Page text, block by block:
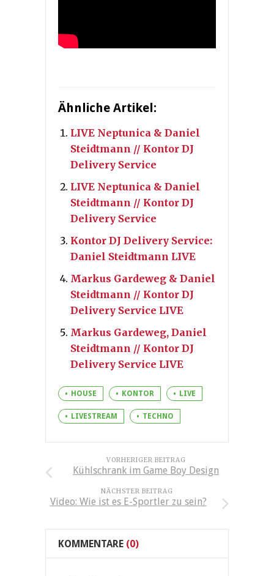
Ähnliche Artikel:
LIVE Neptunica & Daniel
Steidtmann // Kontor DJ
Delivery Service
LIVE Neptunica & Daniel
Steidtmann // Kontor DJ
Delivery Service
Kontor DJ Delivery Service:
Daniel Steidtmann LIVE
Markus Gardeweg & Daniel
Steidtmann // Kontor DJ
Delivery Service LIVE
Markus Gardeweg, Daniel
Steidtmann // Kontor DJ
Delivery Service LIVE
HOUSE KONTOR LIVE
LIVESTREAM TECHNO
VORHERIGER BEITRAG
Kühlschrank im Game Boy Design
NÄCHSTER BEITRAG
Video: Wie ist es E-Sportler zu sein?
KOMMENTARE (0)